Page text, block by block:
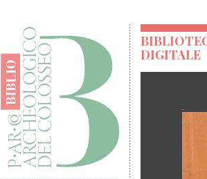
DIGITALE